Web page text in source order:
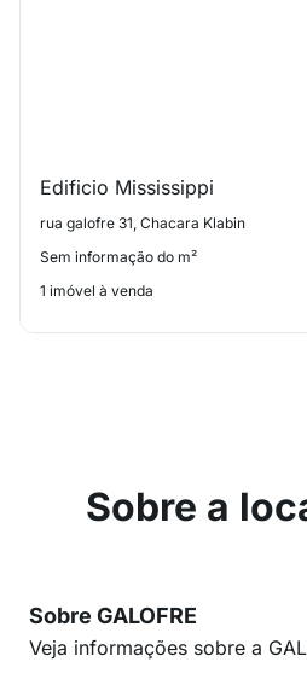
Edificio Mississippi
rua galofre 31, Chacara Klabin
Sem informação do m²
1 imóvel à venda
Sobre a
Sobre GALOFRE
Veja informações sobre a